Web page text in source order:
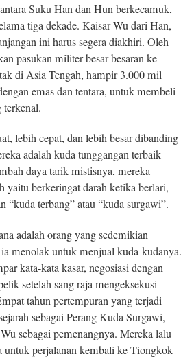
Suku Han dan Hun berkecamuk,
tiga dekade. Kaisar Wu dari Han,
ini harus segera diakhiri. Oleh
pasukan militer besar-besaran ke
di Asia Tengah, hampir 3.000 mil
emas dan tentara, untuk membeli
terkenal.
lebih cepat, dan lebih besar dibanding
adalah kuda tunggangan terbaik
daya tarik mistisnya, mereka
yaitu berkeringat darah ketika berlari,
“kuda terbang” atau “kuda surgawi”.
adalah orang yang sedemikian
menolak untuk menjual kuda-kudanya.
kata-kata kasar, negosiasi dengan
setelah sang raja mengeksekusi
tahun pertempuran yang terjadi
sebagai Perang Kuda Surgawi,
sebagai pemenangnya. Mereka lalu
untuk perjalanan kembali ke Tiongkok